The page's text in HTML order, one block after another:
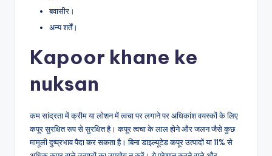
बवासीर।
अन्य शर्तें।
Kapoor khane ke
nuksan
कम सांद्रता में क्रीम या लोशन में त्वचा पर लगाने पर अधिकांश वयस्कों के लिए
कपूर सुरक्षित रूप से सुरक्षित है। कपूर त्वचा के लाल होने और जलन जैसे कुछ
मामूली दुष्प्रभाव पैदा कर सकता है। बिना डाइल्यूटेड कपूर उत्पादों या 11% से